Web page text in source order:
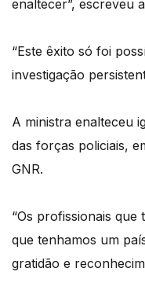
enaltecer”, escreveu
“Este êxito só foi
investigação
A ministra enalteceu
das forças policiais,
GNR.
“Os profissionais
que tenhamos um
gratidão e